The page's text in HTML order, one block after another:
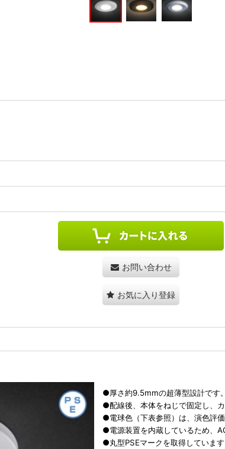
お問い合わせ
お気に入り登録
●厚さ約9.5mmの超薄型設計です。
●配線後、本体をねじで固定し、
●電球色（下表参照）は、演色評
●電源装置を内蔵しているため、
●丸型PSEマークを取得しています